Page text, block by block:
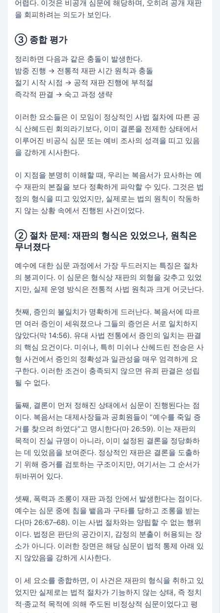
어렵다. 이것은 비공개 심문에 해당하며, 오히려 공개 재판
을 회피하려는 의도가 보인다.
③ 종합 평가
정리하면 다음과 같은 충돌이 발생한다.
밤중 진행 → 전통적 재판 시간 원칙과 충돌
절기 시작 시점 → 공적 재판 진행에 부적절
즉각적 판결 → 숙고 과정 생략
이러한 요소들은 이 모임이 정상적인 사법 절차에 따른 공
식 산헤드린 회의라기보다, 이미 결론을 전제한 상태에서
이루어진 비공식 심문 또는 예비 조사의 성격을 띠고 있음
을 강하게 시사한다.
이 지점을 분명히 이해할 때, 우리는 복음서가 묘사하는 예
수 재판의 본질을 보다 정확하게 파악할 수 있다. 그것은 법
정의 형식을 띠고 있었지만, 실제로는 법의 원칙이 작동하
지 않는 상황 속에서 진행된 사건이었다.
② 절차 문제: 재판의 형식은 있었으나, 원칙은
무너졌다
예수에 대한 심문 과정에서 가장 두드러지는 특징은 절차
의 붕괴이다. 이 심문은 형식상 재판의 외형을 갖추고 있었
지만, 실제 운영 방식은 전통적 사법 원칙과 크게 어긋난다.
첫째, 증인의 불일치가 명확하게 드러난다. 복음서에 따르
면 여러 증인이 세워졌으나 그들의 증언은 서로 일치하지
않았다(막 14:56). 유대 사법 전통에서 증인의 일치는 판결
의 핵심 요건이다. 미쉬나, 특히 미쉬나 산헤드린 전승은 사
형 사건에서 증인의 정확성과 일관성을 매우 엄격하게 요
구한다. 이러한 조건이 충족되지 않으면 유죄 판결은 성립
될 수 없다.
둘째, 결론이 먼저 정해진 상태에서 심문이 진행된다는 점
이다. 복음서는 대제사장들과 공회원들이 “예수를 죽일 증
거를 찾으려 하였다”고 명시한다(마 26:59). 이는 재판의
목적이 진실 규명이 아니라, 이미 설정된 결론을 정당화하
는 데 있었음을 보여준다. 정상적인 재판은 결론을 도출하
기 위해 증거를 검토하는 구조이지만, 여기서는 그 순서가
뒤바뀌어 있다.
셋째, 폭력과 조롱이 재판 과정 안에서 발생한다는 점이다.
예수는 심문 중에 침을 뱉음과 구타를 당하고 조롱을 받는
다(마 26:67–68). 이는 사법 절차와는 양립할 수 없는 행위
이다. 법정은 판단의 공간이지, 감정의 분출이 허용되는 장
소가 아니다. 이러한 장면은 해당 심문이 법적 통제 아래 있
지 않았음을 강하게 시사한다.
이 세 요소를 종합하면, 이 사건은 재판의 형식을 취하고 있
었지만 실제로는 법적 절차가 기능하지 않는 상태, 즉 정치
적·종교적 목적에 의해 주도된 비정상적 심문이었다고 평